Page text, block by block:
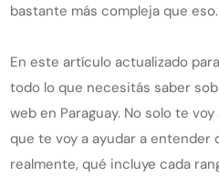
bastante más compleja que eso.
En este artículo actualizado
todo lo que necesitás saber
web en Paraguay. No solo te
que te voy a ayudar a entender
realmente, qué incluye cada